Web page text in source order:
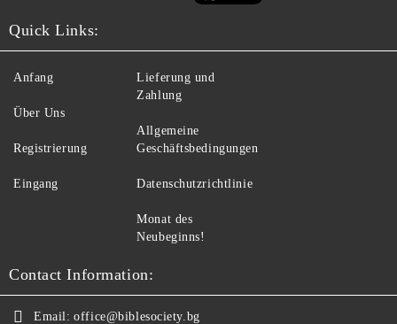
Quick Links:
Anfang
Über Uns
Registrierung
Eingang
Lieferung und
Zahlung
Allgemeine
Geschäftsbedingungen
Datenschutzrichtlinie
Monat des
Neubeginns!
Contact Information:
Email: office@biblesociety.bg